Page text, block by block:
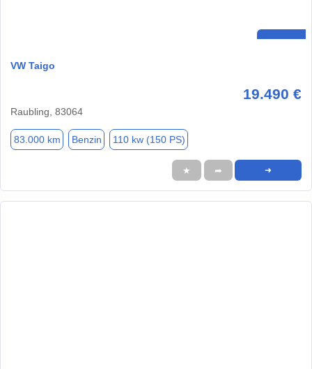
VW Taigo
19.490 €
Raubling, 83064
83.000 km Benzin 110 kw (150 PS)
★ ➦ ➜